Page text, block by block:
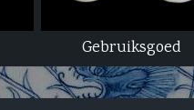
Gebruiksgoed